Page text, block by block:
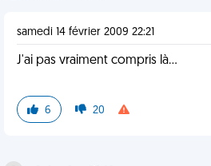
samedi 14 février 2009 22:21
J'ai pas vraiment compris là...
6 20